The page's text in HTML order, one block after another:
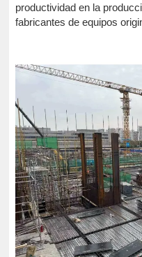
productividad en la
fabricantes de equipos